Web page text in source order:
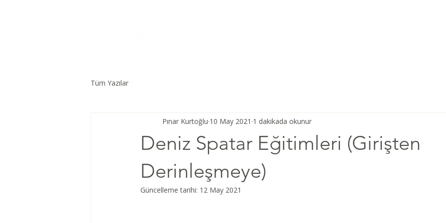
Tüm Yazılar
Deniz Spatar Eğitimleri (Girişten
Derinleşmeye)
Pınar Kurtoğlu 10 May 2021 1 dakikada okunur
Güncelleme tarihi: 12 May 2021